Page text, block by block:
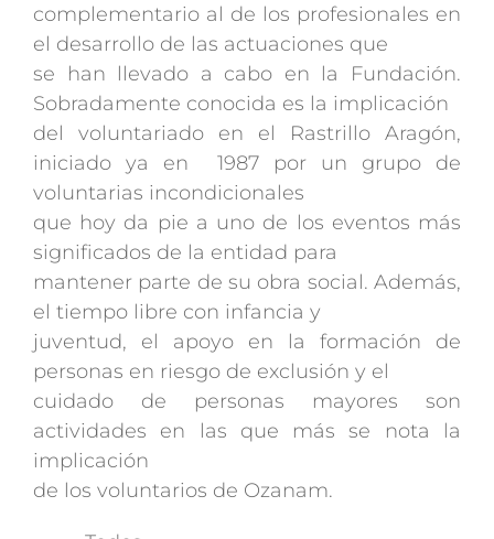
complementario al de los profesionales en
el desarrollo de las actuaciones que
se han llevado a cabo en la Fundación.
Sobradamente conocida es la implicación
del voluntariado en el Rastrillo Aragón,
iniciado ya en 1987 por un grupo de
voluntarias incondicionales
que hoy da pie a uno de los eventos más
significados de la entidad para
mantener parte de su obra social. Además,
el tiempo libre con infancia y
juventud, el apoyo en la formación de
personas en riesgo de exclusión y el
cuidado de personas mayores son
actividades en las que más se nota la
implicación
de los voluntarios de Ozanam.